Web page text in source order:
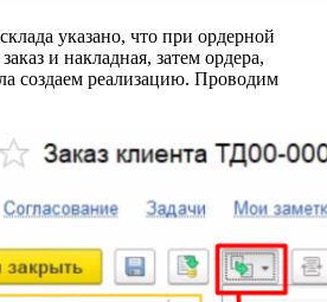
указано, что при ордерной
и накладная, затем ордера,
создаем реализацию. Проводим